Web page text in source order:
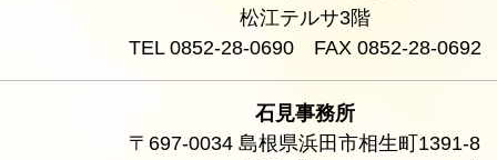
松江テルサ3階
TEL 0852-28-0690 FAX 0852-28-0692
石見事務所
〒697-0034 島根県浜田市相生町1391-8